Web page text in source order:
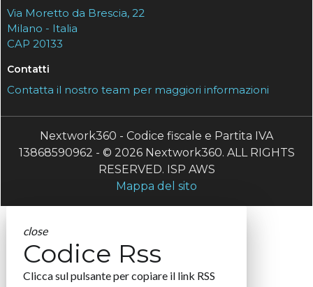
Via Moretto da Brescia, 22
Milano - Italia
CAP 20133
Contatti
Contatta il nostro team per maggiori informazioni
Nextwork360 - Codice fiscale e Partita IVA
13868590962 - © 2026 Nextwork360. ALL RIGHTS
RESERVED. ISP AWS
Mappa del sito
close
Codice Rss
Clicca sul pulsante per copiare il link RSS